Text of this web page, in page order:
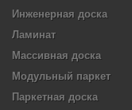
Инженерная доска
Ламинат
Массивная доска
Модульный паркет
Паркетная доска